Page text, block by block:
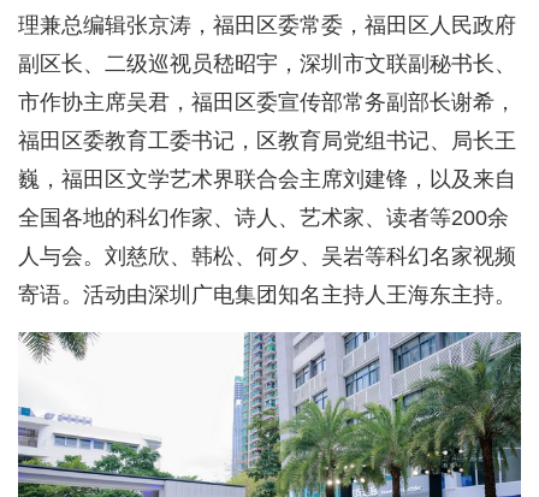
理兼总编辑张京涛，福田区委常委，福田区人民政府
副区长、二级巡视员嵇昭宇，深圳市文联副秘书长、
市作协主席吴君，福田区委宣传部常务副部长谢希，
福田区委教育工委书记，区教育局党组书记、局长王
巍，福田区文学艺术界联合会主席刘建锋，以及来自
全国各地的科幻作家、诗人、艺术家、读者等200余
人与会。刘慈欣、韩松、何夕、吴岩等科幻名家视频
寄语。活动由深圳广电集团知名主持人王海东主持。